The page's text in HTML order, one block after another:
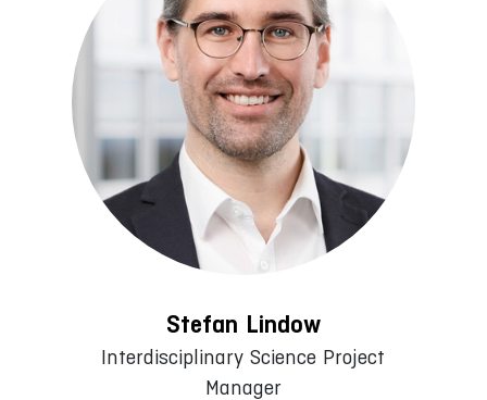
Stefan Lindow
Interdisciplinary Science Project
Manager